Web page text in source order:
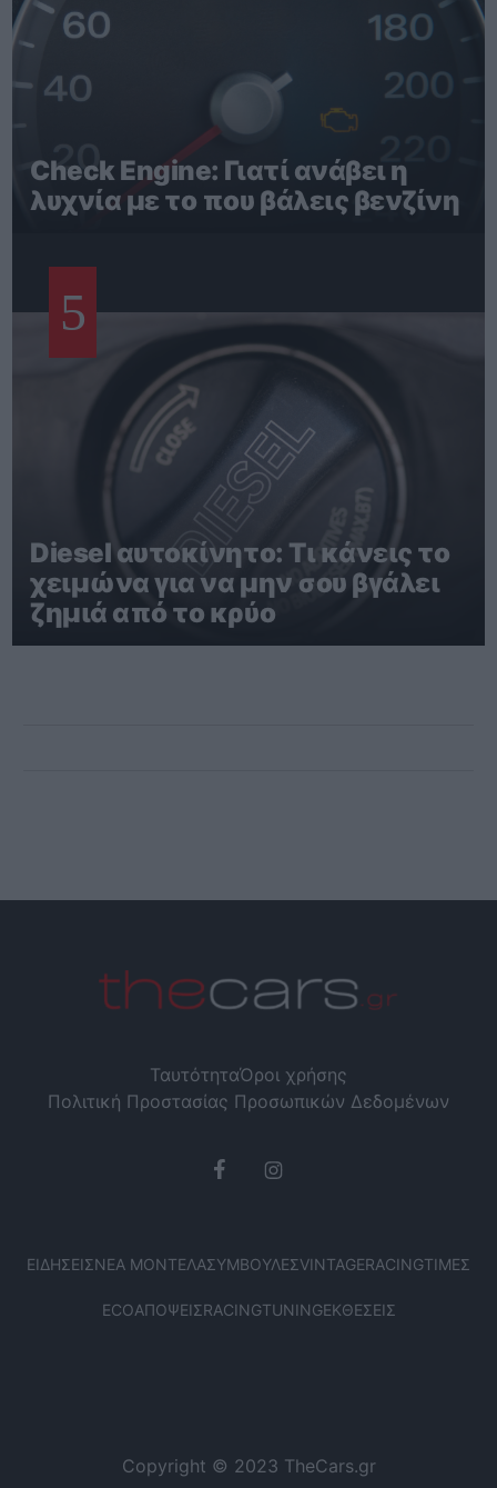
Check Engine: Γιατί ανάβει η
λυχνία με το που βάλεις βενζίνη
5
Diesel αυτοκίνητο: Τι κάνεις το
χειμώνα για να μην σου βγάλει
ζημιά από το κρύο
ΤαυτότηταΌροι χρήσης
Πολιτική Προστασίας Προσωπικών Δεδομένων
ΕΙΔΉΣΕΙΣΝΈΑ ΜΟΝΤΈΛΑΣΥΜΒΟΥΛΈΣVINTAGERACINGΤΙΜΈΣ
ECOΑΠΌΨΕΙΣRACINGTUNINGΕΚΘΈΣΕΙΣ
Copyright © 2023 TheCars.gr